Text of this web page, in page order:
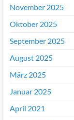
November 2025
Oktober 2025
September 2025
August 2025
März 2025
Januar 2025
April 2021